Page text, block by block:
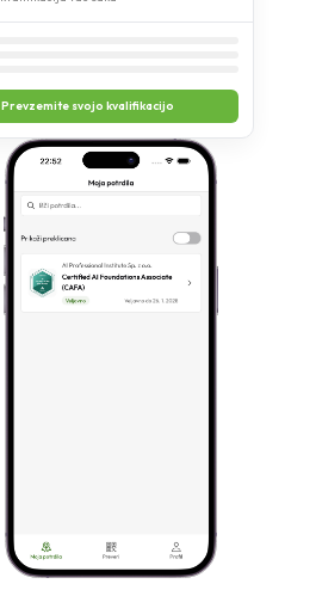
Prevzemite svojo kvalifikacijo